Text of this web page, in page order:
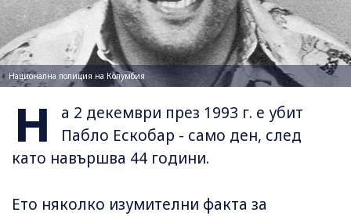
Национална полиция на Колумбия
Н
а 2 декември през 1993 г. е убит
Пабло Ескобар - само ден, след
като навършва 44 години.
Ето няколко изумителни факта за